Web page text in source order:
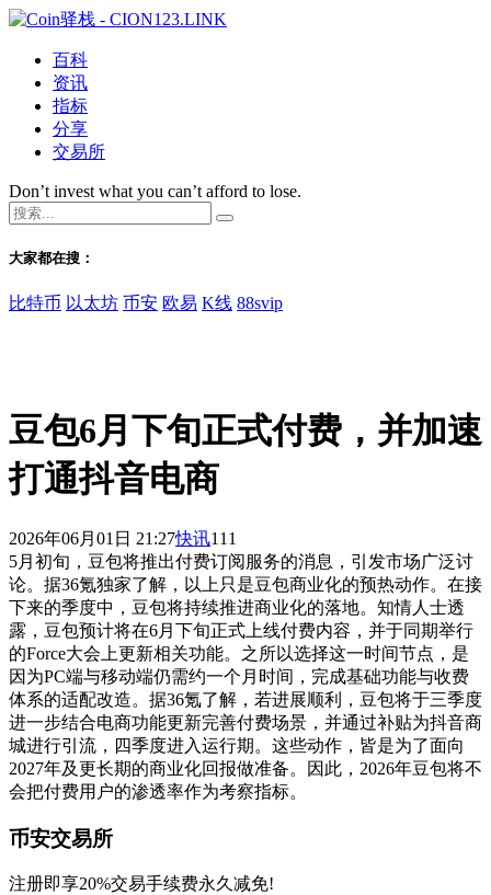
百科
资讯
指标
分享
交易所
Don’t invest what you can’t afford to lose.
大家都在搜：
比特币 以太坊 币安 欧易 K线 88svip
豆包6月下旬正式付费，并加速
打通抖音电商
2026年06月01日 21:27快讯111
5月初旬，豆包将推出付费订阅服务的消息，引发市场广泛讨
论。据36氪独家了解，以上只是豆包商业化的预热动作。在接
下来的季度中，豆包将持续推进商业化的落地。知情人士透
露，豆包预计将在6月下旬正式上线付费内容，并于同期举行
的Force大会上更新相关功能。之所以选择这一时间节点，是
因为PC端与移动端仍需约一个月时间，完成基础功能与收费
体系的适配改造。据36氪了解，若进展顺利，豆包将于三季度
进一步结合电商功能更新完善付费场景，并通过补贴为抖音商
城进行引流，四季度进入运行期。这些动作，皆是为了面向
2027年及更长期的商业化回报做准备。因此，2026年豆包将不
会把付费用户的渗透率作为考察指标。
币安交易所
注册即享20%交易手续费永久减免!